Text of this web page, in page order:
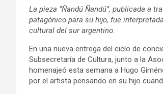
La pieza “Ñandú Ñandú”, publicada a
patagónico para su hijo, fue
cultural del sur argentino.
En una nueva entrega del ciclo de
Subsecretaría de Cultura, junto a la
homenajeó esta semana a Hugo
por el artista pensando en su hijo